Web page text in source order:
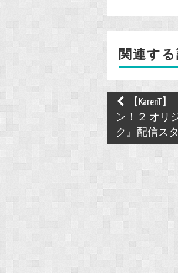
b
o
k
関連す
Post【KarenT
ン！２ オリ
ク』配信ス